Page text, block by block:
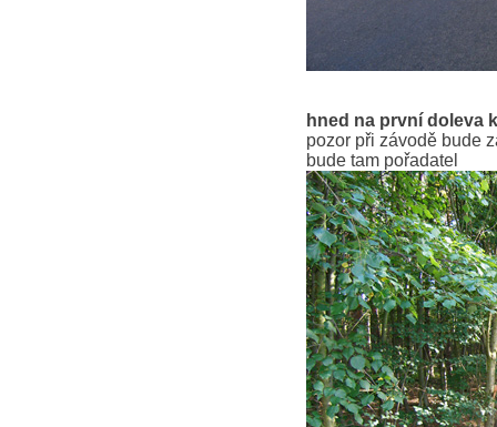
hned na první doleva
pozor při závodě bude
bude tam pořadatel